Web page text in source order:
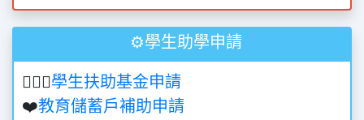
⚙️學生助學申請
👩‍❤️‍👩學生扶助基金申請
❤️教育儲蓄戶補助申請